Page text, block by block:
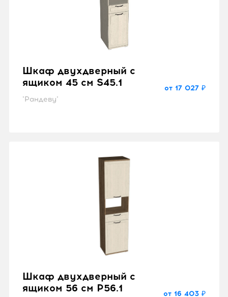
Шкаф двухдверный с
ящиком 45 см S45.1
"Рандеву"
от 17 027 ₽
Шкаф двухдверный с
ящиком 56 см P56.1
от 16 403 ₽